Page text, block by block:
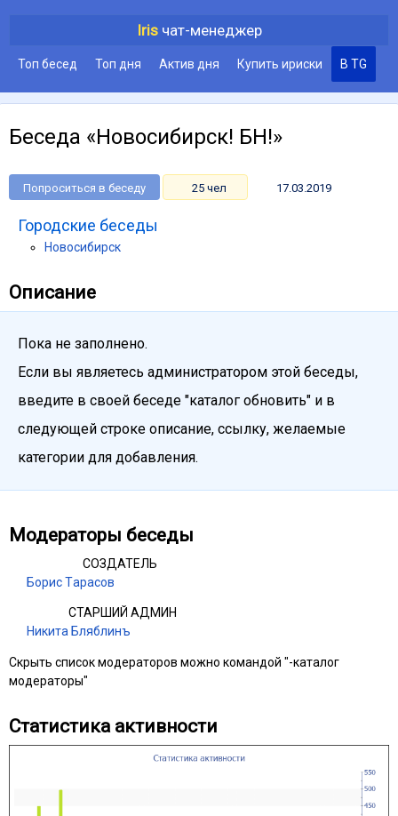
Irisчат-менеджер
Топ бесед Топ дня Актив дня Купить ириски В TG
Беседа «Новосибирск! БН!»
Попроситься в беседу 25 чел 17.03.2019
Городские беседы
Новосибирск
Описание
Пока не заполнено.
Если вы являетесь администратором этой беседы,
введите в своей беседе "каталог обновить" и в
следующей строке описание, ссылку, желаемые
категории для добавления.
Модераторы беседы
СОЗДАТЕЛЬ
Борис Τарасов
СТАРШИЙ АДМИН
Никита Бляблинъ
Скрыть список модераторов можно командой "-каталог
модераторы"
Статистика активности